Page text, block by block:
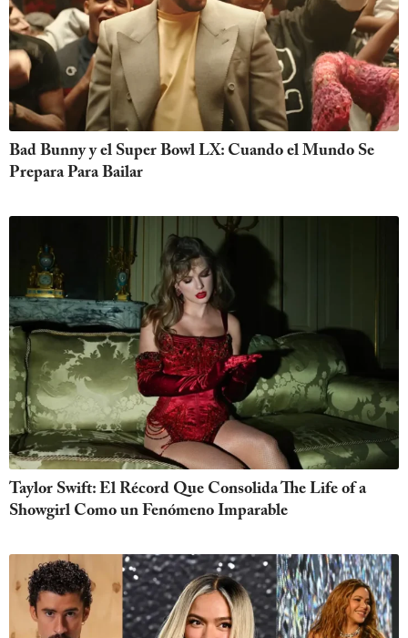
Bad Bunny y el Super Bowl LX: Cuando el Mundo Se
Prepara Para Bailar
Taylor Swift: El Récord Que Consolida The Life of a
Showgirl Como un Fenómeno Imparable